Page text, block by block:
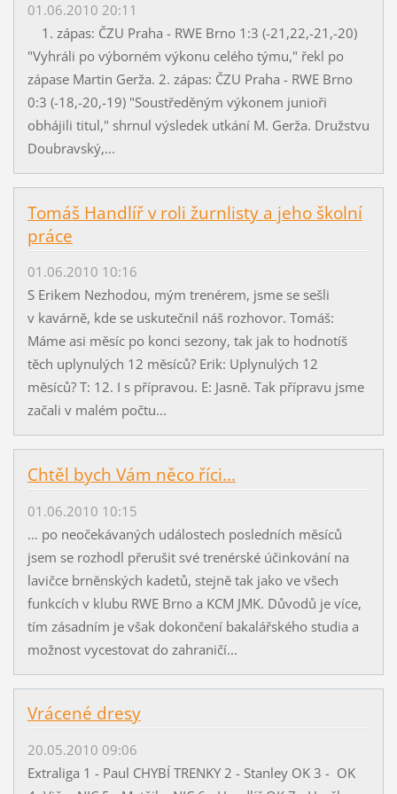
01.06.2010 20:11
1. zápas: ČZU Praha - RWE Brno 1:3 (-21,22,-21,-20)
"Vyhráli po výborném výkonu celého týmu," řekl po
zápase Martin Gerža. 2. zápas: ČZU Praha - RWE Brno
0:3 (-18,-20,-19) "Soustředěným výkonem junioři
obhájili titul," shrnul výsledek utkání M. Gerža. Družstvu
Doubravský,...
Tomáš Handlíř v roli žurnlisty a jeho školní
práce
01.06.2010 10:16
S Erikem Nezhodou, mým trenérem, jsme se sešli
v kavárně, kde se uskutečnil náš rozhovor. Tomáš:
Máme asi měsíc po konci sezony, tak jak to hodnotíš
těch uplynulých 12 měsíců? Erik: Uplynulých 12
měsíců? T: 12. I s přípravou. E: Jasně. Tak přípravu jsme
začali v malém počtu...
Chtěl bych Vám něco říci...
01.06.2010 10:15
… po neočekávaných událostech posledních měsíců
jsem se rozhodl přerušit své trenérské účinkování na
lavičce brněnských kadetů, stejně tak jako ve všech
funkcích v klubu RWE Brno a KCM JMK. Důvodů je více,
tím zásadním je však dokončení bakalářského studia a
možnost vycestovat do zahraničí...
Vrácené dresy
20.05.2010 09:06
Extraliga 1 - Paul CHYBÍ TRENKY 2 - Stanley OK 3 - OK